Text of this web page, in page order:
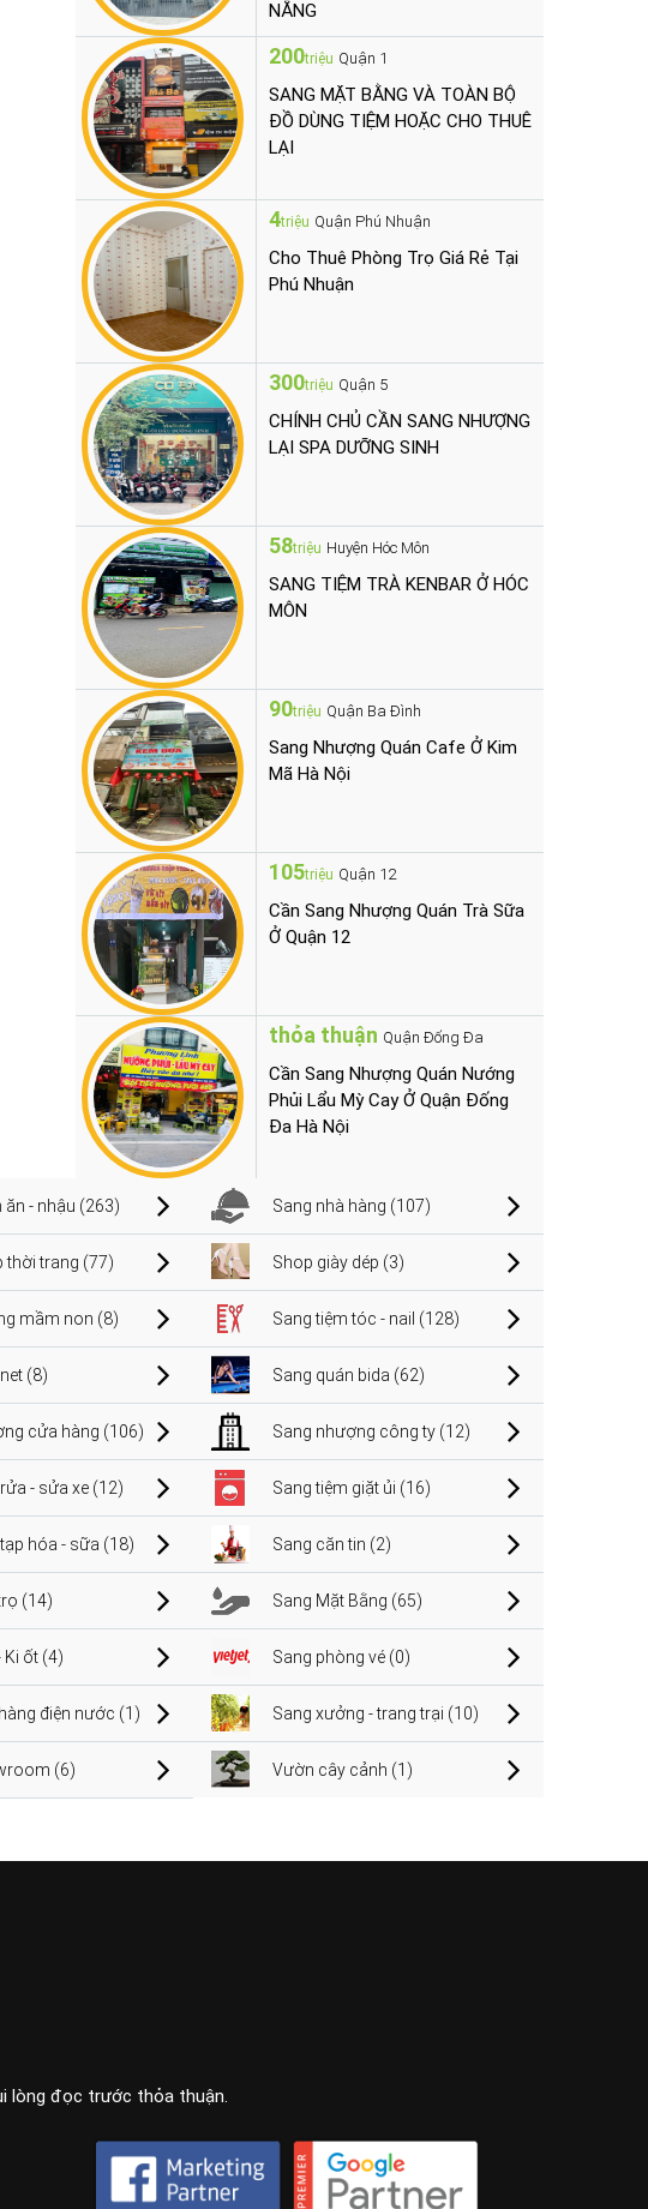
NẴNG
200triệu Quận 1
SANG MẶT BẰNG VÀ TOÀN BỘ
ĐỒ DÙNG TIỆM HOẶC CHO THUÊ
LẠI
4triệu Quận Phú Nhuận
Cho Thuê Phòng Trọ Giá Rẻ Tại
Phú Nhuận
300triệu Quận 5
CHÍNH CHỦ CẦN SANG NHƯỢNG
LẠI SPA DƯỠNG SINH
58triệu Huyện Hóc Môn
SANG TIỆM TRÀ KENBAR Ở HÓC
MÔN
90triệu Quận Ba Đình
Sang Nhượng Quán Cafe Ở Kim
Mã Hà Nội
105triệu Quận 12
Cần Sang Nhượng Quán Trà Sữa
Ở Quận 12
thỏa thuận Quận Đống Đa
Cần Sang Nhượng Quán Nướng
Phủi Lẩu Mỳ Cay Ở Quận Đống
Đa Hà Nội
ăn - nhậu (263) Sang nhà hàng (107)
thời trang (77) Shop giày dép (3)
mầm non (8) Sang tiệm tóc - nail (128)
(8) Sang quán bida (62)
cửa hàng (106) Sang nhượng công ty (12)
- sửa xe (12) Sang tiệm giặt ủi (16)
hóa - sữa (18) Sang căn tin (2)
(14) Sang Mặt Bằng (65)
Ki ốt (4) Sang phòng vé (0)
điện nước (1) Sang xưởng - trang trại (10)
(6) Vườn cây cảnh (1)
lòng đọc trước thỏa thuận.